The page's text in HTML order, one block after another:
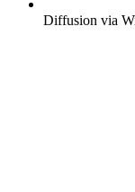
Diffusion via